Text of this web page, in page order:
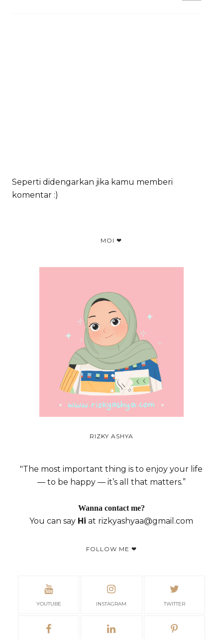
Seperti didengarkan jika kamu memberi
komentar :)
MOI ❤
RIZKY ASHYA
"The most important thing is to enjoy your life
— to be happy — it’s all that matters.”
Wanna contact me?
You can say Hi at rizkyashyaa@gmail.com
FOLLOW ME ❤
YOUTUBE INSTAGRAM TWITTER